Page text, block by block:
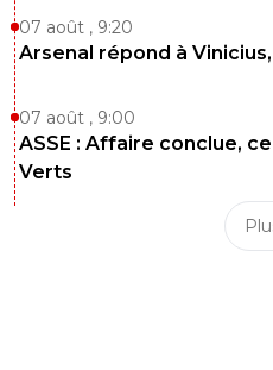
07 août , 9:20
Arsenal répond à
07 août , 9:00
ASSE : Affaire conclue,
Verts